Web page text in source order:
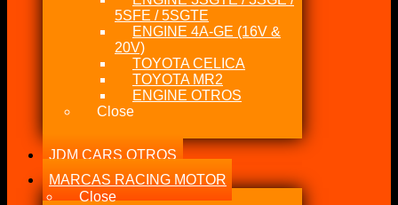
5SFE / 5SGTE
ENGINE 4A-GE (16V &
20V)
TOYOTA CELICA
TOYOTA MR2
ENGINE OTROS
Close
JDM CARS OTROS
MARCAS RACING MOTOR
Close